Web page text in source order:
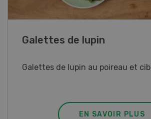
Rouleaux de printemps
Rouleaux de printemps aux poulet
EN SAVOIR PLUS